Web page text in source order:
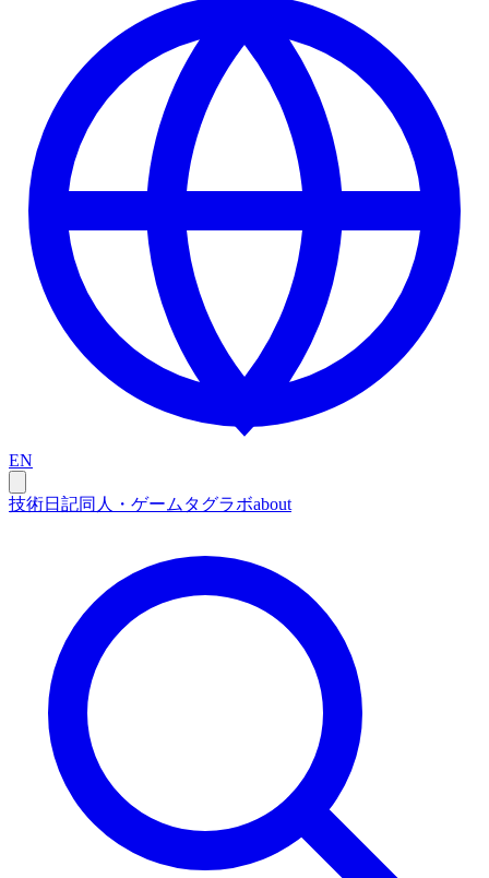
EN
技術日記同人・ゲーム タグラボabout